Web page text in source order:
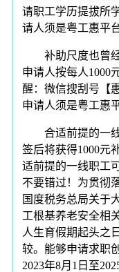
请职工学历提拔所
请人须是粤工惠平
补助尺度也曾经
申请人按每人1000
醒：微信搜刮号【
申请人须是粤工惠
合适前提的一线
签后将获得1000元
适前提的一线职工
不要错过！为贯彻
国度税务总局关于
工根基养老安全相
人生育假期起头之
较。能够申请求职
2023年8月1日至